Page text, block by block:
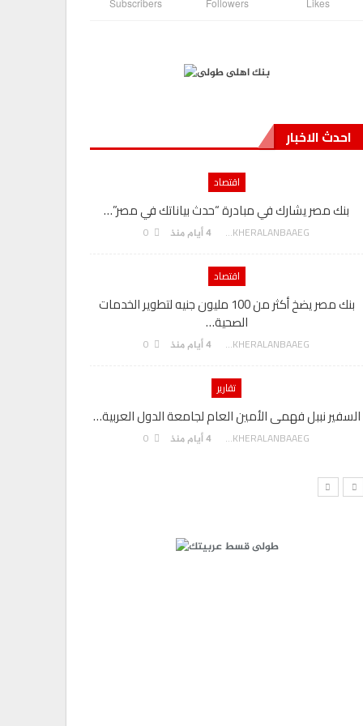
Likes
Followers
Subscribers
احدث الاخبار
اقتصاد
بنك مصر يشارك في مبادرة “حدث بياناتك في مصر”…
AKHERALANBAAEG 4 أيام منذ
اقتصاد
بنك مصر يضخ أكثر من 100 مليون جنيه لتطوير الخدمات
الصحية…
AKHERALANBAAEG 4 أيام منذ
تقارير
السفير نببل فهمى الأمين العام لجامعة الدول العربية…
AKHERALANBAAEG 4 أيام منذ